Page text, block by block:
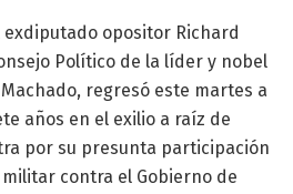
exdiputado opositor Richard
Político de la líder y nobel
regresó este martes a
años en el exilio a raíz de
por su presunta participación
contra el Gobierno de